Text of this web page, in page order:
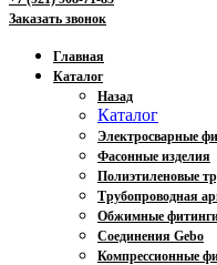
Заказать звонок
Главная
Каталог
Назад
Каталог
Электросварные
Фасонные изделия
Полиэтиленовые
Трубопроводная
Обжимные
Соединения Gebo
Компрессионные